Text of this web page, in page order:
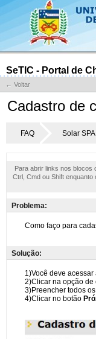
SeTIC - Portal de
← Voltar
Cadastro de
FAQ Solar SPA
Para abrir links nos blocos
Ctrl, Cmd ou Shift
Problema:
Solução: